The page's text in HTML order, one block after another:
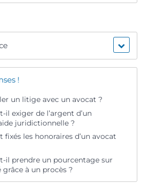
!
un litige avec un avocat ?
il exiger de l’argent d’un
juridictionnelle ?
les honoraires d’un avocat
il prendre un pourcentage sur
grâce à un procès ?